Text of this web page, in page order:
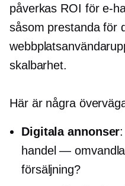
påverkas ROI för e-
såsom prestanda för
skalbarhet.
Här är några
Digitala annonser
handel —
försäljning?